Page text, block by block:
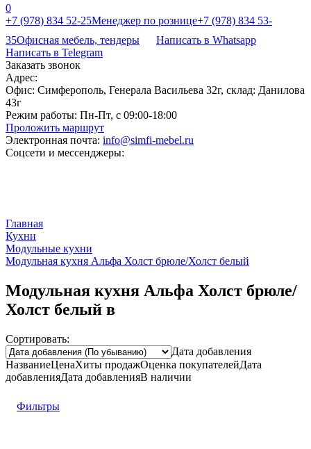
0
+7 (978) 834 52-25Менеджер по рознице+7 (978) 834 53-
35Офисная мебель, тендеры
Написать в Whatsapp
Написать в Telegram
Заказать звонок
Адрес:
Офис: Симферополь, Генерала Васильева 32г, склад: Данилова
43г
Режим работы: Пн-Пт, с 09:00-18:00
Проложить маршрут
Электронная почта: info@simfi-mebel.ru
Соцсети и мессенджеры:
Главная
Кухни
Модульные кухни
Модульная кухня Альфа Холст брюле/Холст белый
Модульная кухня Альфа Холст брюле/
Холст белый в
Сортировать:
Дата добавления
НазваниеЦенаХиты продажОценка покупателейДата
добавленияДата добавленияВ наличии
Фильтры